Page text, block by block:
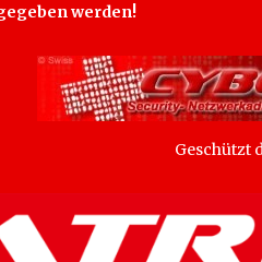
werden!
Geschützt